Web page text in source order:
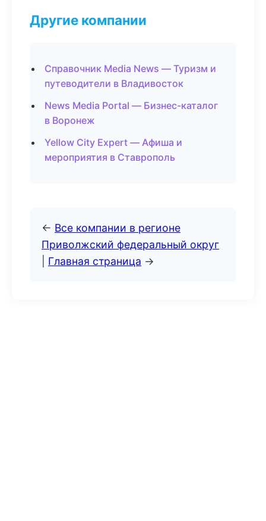
Другие компании
Справочник Media News — Туризм и
путеводители в Владивосток
News Media Portal — Бизнес-каталог
в Воронеж
Yellow City Expert — Афиша и
мероприятия в Ставрополь
← Все компании в регионе
Приволжский федеральный округ
Главная страница →